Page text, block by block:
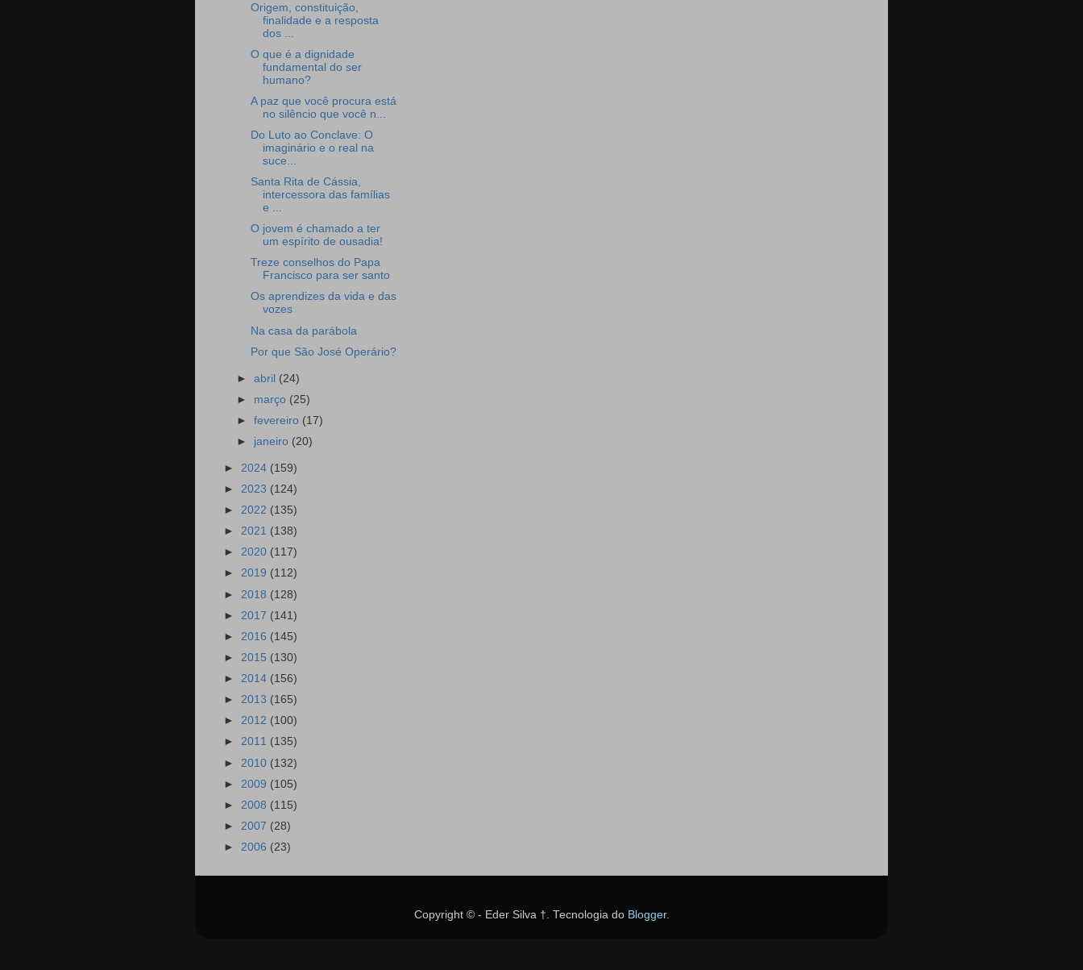
Origem, constituição,
finalidade e a resposta
dos ...
O que é a dignidade
fundamental do ser
humano?
A paz que você procura está
no silêncio que você n...
Do Luto ao Conclave: O
imaginário e o real na
suce...
Santa Rita de Cássia,
intercessora das famílias
e ...
O jovem é chamado a ter
um espírito de ousadia!
Treze conselhos do Papa
Francisco para ser santo
Os aprendizes da vida e das
vozes
Na casa da parábola
Por que São José Operário?
►abril (24)
► março (25)
►fevereiro (17)
► janeiro (20)
► 2024 (159)
► 2023 (124)
► 2022 (135)
► 2021 (138)
► 2020 (117)
► 2019 (112)
► 2018 (128)
► 2017 (141)
► 2016 (145)
► 2015 (130)
► 2014 (156)
► 2013 (165)
► 2012 (100)
► 2011 (135)
► 2010 (132)
► 2009 (105)
► 2008 (115)
► 2007 (28)
► 2006 (23)
Copyright © - Eder Silva †. Tecnologia do Blogger.